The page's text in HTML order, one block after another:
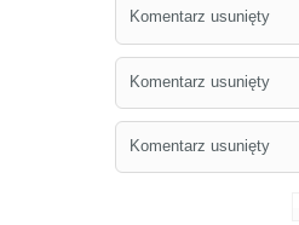
Komentarz usunięty
Komentarz usunięty
Komentarz usunięty